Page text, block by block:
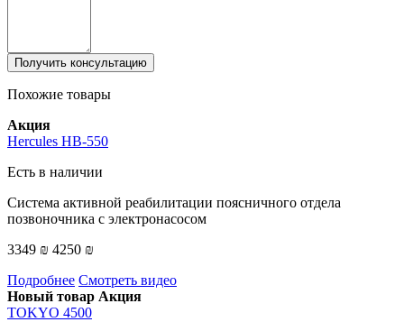
Получить консультацию
Похожие товары
Акция
Hercules HB-550
Есть в наличии
Система активной реабилитации поясничного отдела
позвоночника с электронасосом
3349 ₪ 4250 ₪
Подробнее Смотреть видео
Новый товар Акция
TOKYO 4500